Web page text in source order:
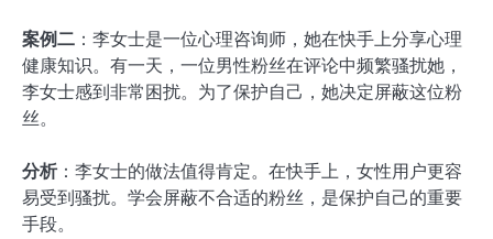
案例二 ：李女士是一位心理咨询师，她在快手上分享心理
健康知识。有一天，一位男性粉丝在评论中频繁骚扰她，
李女士感到非常困扰。为了保护自己，她决定屏蔽这位粉
丝。
分析：李女士的做法值得肯定。在快手上，女性用户更容
易受到骚扰。学会屏蔽不合适的粉丝，是保护自己的重要
手段。